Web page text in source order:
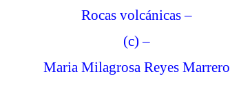
Rocas volcánicas –
(c) –
Maria Milagrosa Reyes Marrero